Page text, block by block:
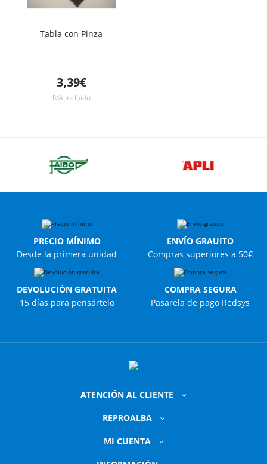
Tabla con Pinza
3,39€
IVA incluido
PRECIO MÍNIMO
Desde la primera unidad
ENVÍO GRAUITO
Compras superiores a 50€
DEVOLUCIÓN GRATUITA
15 días para pensártelo
COMPRA SEGURA
Pasarela de pago Redsys
ATENCIÓN AL CLIENTE
REPROALBA
MI CUENTA